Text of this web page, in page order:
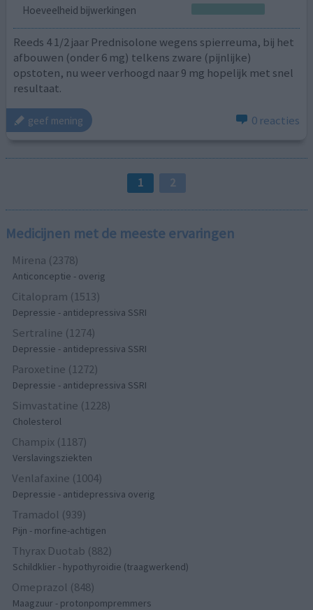
Hoeveelheid bijwerkingen
Reeds 4 1/2 jaar Prednisolone wegens spierreuma, bij het
afbouwen (onder 6 mg) telkens zware (pijnlijke)
opstoten, nu weer verhoogd naar 9 mg hopelijk met snel
resultaat.
geef mening 0 reacties
1 2
Medicijnen met de meeste ervaringen
Mirena (2378)
Anticonceptie - overig
Citalopram (1513)
Depressie - antidepressiva SSRI
Sertraline (1274)
Depressie - antidepressiva SSRI
Paroxetine (1272)
Depressie - antidepressiva SSRI
Simvastatine (1228)
Cholesterol
Champix (1187)
Verslavingsziekten
Venlafaxine (1004)
Depressie - antidepressiva overig
Tramadol (939)
Pijn - morfine-achtigen
Thyrax Duotab (882)
Schildklier - hypothyroidie (traagwerkend)
Omeprazol (848)
Maagzuur - protonpompremmers